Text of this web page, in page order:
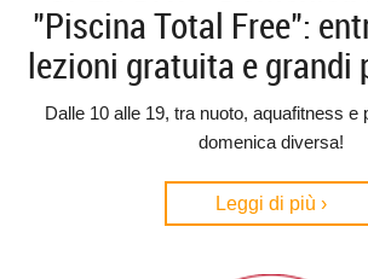
"Piscina Total Free":
lezioni gratuita e grandi
Dalle 10 alle 19, tra nuoto, aquafitness e
domenica diversa!
Leggi di più ›